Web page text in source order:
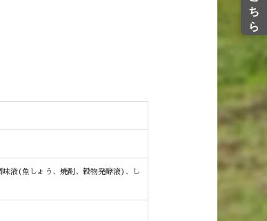
液(魚しょう、焼酎、穀物発酵液)、し